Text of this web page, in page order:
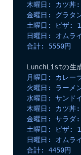
木曜日: カツ丼
金曜日: グラタ
土曜日: ピザ:
日曜日: オムラ
合計: 5550円
月曜日: カレー
火曜日: ラーメ
水曜日: サンド
木曜日: カツ丼
金曜日: サラダ
土曜日: ピザ:
日曜日: オムラ
合計: 4450円